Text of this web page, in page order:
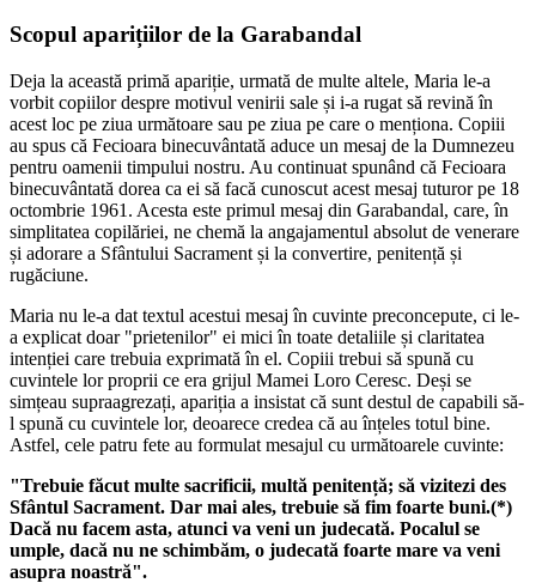
Scopul aparițiilor de la Garabandal
Deja la această primă apariție, urmată de multe altele, Maria le-a
vorbit copiilor despre motivul venirii sale și i-a rugat să revină în
acest loc pe ziua următoare sau pe ziua pe care o menționa. Copiii
au spus că Fecioara binecuvântată aduce un mesaj de la Dumnezeu
pentru oamenii timpului nostru. Au continuat spunând că Fecioara
binecuvântată dorea ca ei să facă cunoscut acest mesaj tuturor pe 18
octombrie 1961. Acesta este primul mesaj din Garabandal, care, în
simplitatea copilăriei, ne chemă la angajamentul absolut de venerare
și adorare a Sfântului Sacrament și la convertire, penitență și
rugăciune.
Maria nu le-a dat textul acestui mesaj în cuvinte preconcepute, ci le-
a explicat doar "prietenilor" ei mici în toate detaliile și claritatea
intenției care trebuia exprimată în el. Copiii trebui să spună cu
cuvintele lor proprii ce era grijul Mamei Loro Ceresc. Deși se
simțeau supraagrezați, apariția a insistat că sunt destul de capabili să-
l spună cu cuvintele lor, deoarece credea că au înțeles totul bine.
Astfel, cele patru fete au formulat mesajul cu următoarele cuvinte:
"Trebuie făcut multe sacrificii, multă penitență; să vizitezi des
Sfântul Sacrament. Dar mai ales, trebuie să fim foarte buni.(*)
Dacă nu facem asta, atunci va veni un judecată. Pocalul se
umple, dacă nu ne schimbăm, o judecată foarte mare va veni
asupra noastră".